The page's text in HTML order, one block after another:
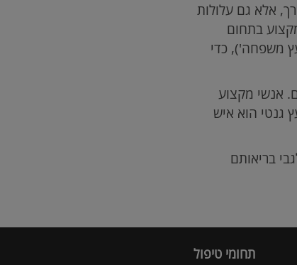
אלא גם עלולות
בתחום
משפחה'), כדי
אנשי מקצוע
גנטי הוא איש
בריאותם
תחומי טיפול